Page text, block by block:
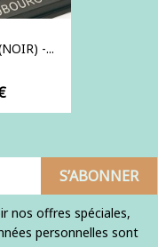
-...
nos offres spéciales,
personnelles sont